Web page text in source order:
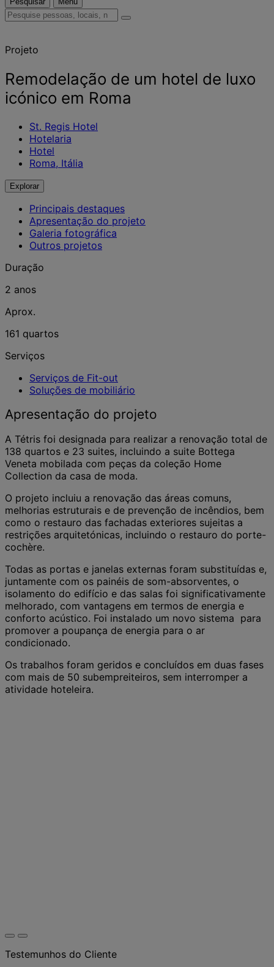
Pesquise
notícias
informações
Projeto
Remodelação de um hotel de luxo
icónico em Roma
St. Regis Hotel
Hotelaria
Hotel
Roma, Itália
Explorar
Principais destaques
Apresentação do projeto
Galeria fotográfica
Outros projetos
Duração
2 anos
Aprox.
161 quartos
Serviços
Serviços de Fit-out
Soluções de mobiliário
Apresentação do projeto
A Tétris foi designada para realizar a renovação total de
138 quartos e 23 suites, incluindo a suite Bottega
Veneta mobilada com peças da coleção Home
Collection da casa de moda.
O projeto incluiu a renovação das áreas comuns,
melhorias estruturais e de prevenção de incêndios, bem
como o restauro das fachadas exteriores sujeitas a
restrições arquitetónicas, incluindo o restauro do porte-
cochère.
Todas as portas e janelas externas foram substituídas e,
juntamente com os painéis de som-absorventes, o
isolamento do edifício e das salas foi significativamente
melhorado, com vantagens em termos de energia e
conforto acústico. Foi instalado um novo sistema para
promover a poupança de energia para o ar
condicionado.
Os trabalhos foram geridos e concluídos em duas fases
com mais de 50 subempreiteiros, sem interromper a
atividade hoteleira.
Testemunhos do Cliente